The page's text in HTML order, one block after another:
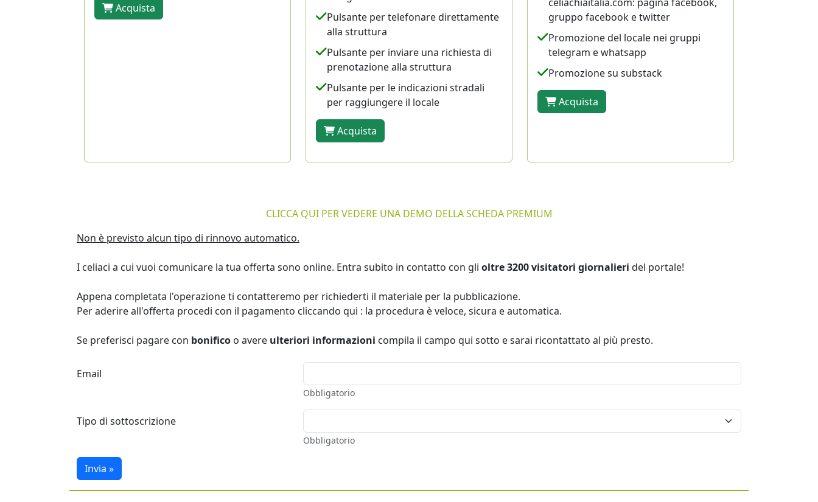
Acquista
Pulsante per telefonare direttamente
alla struttura
Pulsante per inviare una richiesta di
prenotazione alla struttura
Pulsante per le indicazioni stradali
per raggiungere il locale
Acquista
gruppo facebook e twitter
Promozione del locale nei gruppi
telegram e whatsapp
Promozione su substack
Acquista
CLICCA QUI PER VEDERE UNA DEMO DELLA SCHEDA PREMIUM
Non è previsto alcun tipo di rinnovo automatico.
I celiaci a cui vuoi comunicare la tua offerta sono online. Entra subito in contatto con gli oltre 3200 visitatori giornalieri del portale!
Appena completata l'operazione ti contatteremo per richiederti il materiale per la pubblicazione.
Per aderire all'offerta procedi con il pagamento cliccando qui : la procedura è veloce, sicura e automatica.
Se preferisci pagare con bonifico o avere ulteriori informazioni compila il campo qui sotto e sarai ricontattato al più presto.
Email
Obbligatorio
Tipo di sottoscrizione
Obbligatorio
Invia »